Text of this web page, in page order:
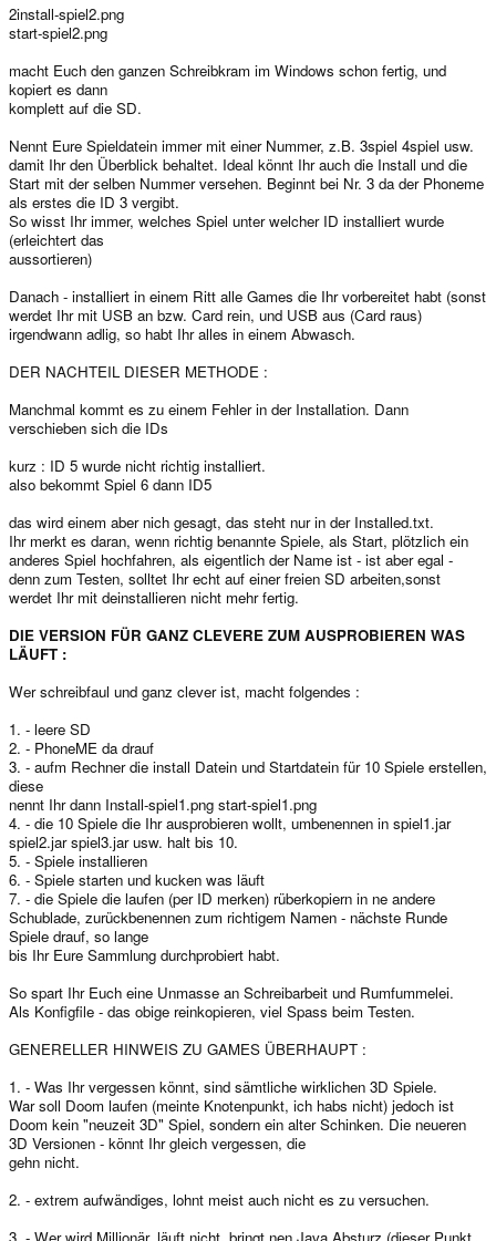
2install-spiel2.png
start-spiel2.png
macht Euch den ganzen Schreibkram im Windows schon fertig, und
kopiert es dann
komplett auf die SD.
Nennt Eure Spieldatein immer mit einer Nummer, z.B. 3spiel 4spiel usw.
damit Ihr den Überblick behaltet. Ideal könnt Ihr auch die Install und die
Start mit der selben Nummer versehen. Beginnt bei Nr. 3 da der Phoneme
als erstes die ID 3 vergibt.
So wisst Ihr immer, welches Spiel unter welcher ID installiert wurde
(erleichtert das
aussortieren)
Danach - installiert in einem Ritt alle Games die Ihr vorbereitet habt (sonst
werdet Ihr mit USB an bzw. Card rein, und USB aus (Card raus)
irgendwann adlig, so habt Ihr alles in einem Abwasch.
DER NACHTEIL DIESER METHODE :
Manchmal kommt es zu einem Fehler in der Installation. Dann
verschieben sich die IDs
kurz : ID 5 wurde nicht richtig installiert.
also bekommt Spiel 6 dann ID5
das wird einem aber nich gesagt, das steht nur in der Installed.txt.
Ihr merkt es daran, wenn richtig benannte Spiele, als Start, plötzlich ein
anderes Spiel hochfahren, als eigentlich der Name ist - ist aber egal -
denn zum Testen, solltet Ihr echt auf einer freien SD arbeiten,sonst
werdet Ihr mit deinstallieren nicht mehr fertig.
DIE VERSION FÜR GANZ CLEVERE ZUM AUSPROBIEREN WAS
LÄUFT :
Wer schreibfaul und ganz clever ist, macht folgendes :
1. - leere SD
2. - PhoneME da drauf
3. - aufm Rechner die install Datein und Startdatein für 10 Spiele erstellen,
diese
nennt Ihr dann Install-spiel1.png start-spiel1.png
4. - die 10 Spiele die Ihr ausprobieren wollt, umbenennen in spiel1.jar
spiel2.jar spiel3.jar usw. halt bis 10.
5. - Spiele installieren
6. - Spiele starten und kucken was läuft
7. - die Spiele die laufen (per ID merken) rüberkopiern in ne andere
Schublade, zurückbenennen zum richtigem Namen - nächste Runde
Spiele drauf, so lange
bis Ihr Eure Sammlung durchprobiert habt.
So spart Ihr Euch eine Unmasse an Schreibarbeit und Rumfummelei.
Als Konfigfile - das obige reinkopieren, viel Spass beim Testen.
GENERELLER HINWEIS ZU GAMES ÜBERHAUPT :
1. - Was Ihr vergessen könnt, sind sämtliche wirklichen 3D Spiele.
War soll Doom laufen (meinte Knotenpunkt, ich habs nicht) jedoch ist
Doom kein "neuzeit 3D" Spiel, sondern ein alter Schinken. Die neueren
3D Versionen - könnt Ihr gleich vergessen, die
gehn nicht.
2. - extrem aufwändiges, lohnt meist auch nicht es zu versuchen.
3. - Wer wird Millionär, läuft nicht, bringt nen Java Absturz (dieser Punkt